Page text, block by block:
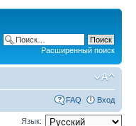
Расширенный поиск
FAQ Вход
Язык: